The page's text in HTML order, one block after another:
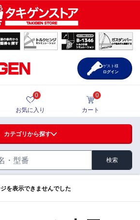
手・つまみ・周辺機器
・周辺機器
カテゴリから探す
検索
0
お気に入り
0
カート
ゲスト様
ログイン
を表示できませんでした